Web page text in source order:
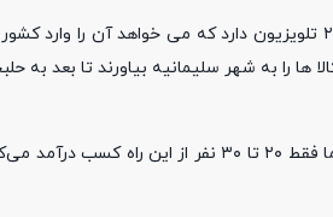
مثلا صاحب بار از استان‌های بزرگ از جمله تهران و اصفهان تماس می‌گیرد و می‌گوید ۲۰۰
ها را به شهر سلیمانیه بیاورند تا بعد به
او همچنین به این موضوع اشاره می‌کند که رویه قانونی کولبری مربوط به گمرک